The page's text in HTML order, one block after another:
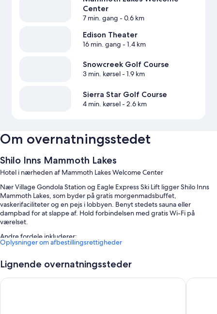
Center
7 min. gang - 0.6 km
Edison Theater
16 min. gang - 1.4 km
Snowcreek Golf Course
3 min. kørsel- 1.9 km
Sierra Star Golf Course
4 min. kørsel- 2.6 km
Om overnatningsstedet
Shilo Inns Mammoth Lakes
Hotel i nærheden af Mammoth Lakes Welcome Center
Nær Village Gondola Station og Eagle Express Ski Lift ligger Shilo Inns
Mammoth Lakes, som byder på gratis morgenmadsbuffet,
vaskerifaciliteter og en pejs i lobbyen. Benyt stedets sauna eller
dampbad for at slappe af. Hold forbindelsen med gratis Wi-Fi på
værelset.
Andre fordele inkluderer:
Hurtig udtjekning, en computerstation og spil
Et naturreservat, et pengeskab i receptionen og en elevator
Oplysninger om afbestillingsrettigheder
Lignende overnatningssteder
Motel 6 Mammoth Lakes, CA